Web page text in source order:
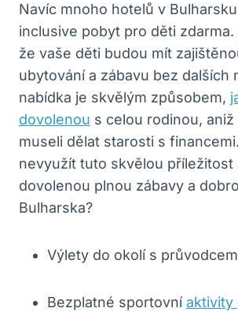
Navíc mnoho hotelů v
inclusive pobyt pro děti zdarma.
že vaše děti budou mít
ubytování a zábavu bez dalších
nabídka je skvělým způsobem,
dovolenou s celou rodinou,
museli dělat starosti s
nevyužít tuto skvělou příležitost
dovolenou plnou zábavy a
Bulharska?
Výlety do okolí s průvodcem
Bezplatné sportovníaktivity